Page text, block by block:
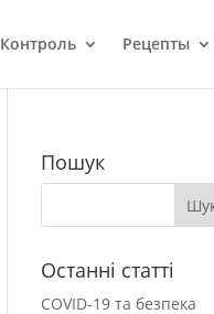
Контроль Рецепты
Пошук
Останні статті
COVID-19 та безпека